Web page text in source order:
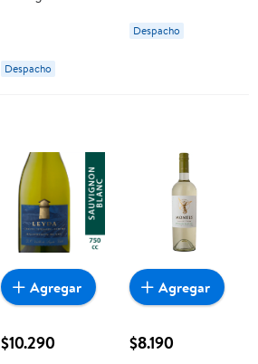
Botella 750 ml
Casillero del
Despacho
Ventisquero
Despacho
$10.290
Agregar
$8.190
Agregar